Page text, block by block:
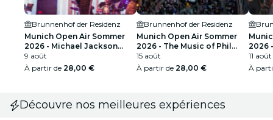
Brunnenhof der Residenz
Munich Open Air Sommer
2026 - Michael Jackson
Forever
9 août
À partir de 28,00 €
Brunnenhof der Residenz
Munich Open Air Sommer
2026 - The Music of Phil
Collins & Genesis
15 août
À partir de 28,00 €
2026
Live
11 août
À
Découvre nos meilleures expériences